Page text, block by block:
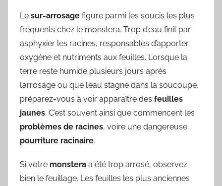
Le sur-arrosage figure parmi les soucis les plus
fréquents chez le monstera. Trop d’eau finit par
asphyxier les racines, responsables d’apporter
oxygène et nutriments aux feuilles. Lorsque la
terre reste humide plusieurs jours après
l’arrosage ou que l’eau stagne dans la soucoupe,
préparez-vous à voir apparaître des feuilles
jaunes. C’est souvent ainsi que commencent les
problèmes de racines, voire une dangereuse
pourriture racinaire.
Si votre monstera a été trop arrosé, observez
bien le feuillage. Les feuilles les plus anciennes